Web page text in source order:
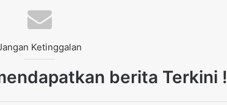
Ketinggalan
berita Terkini !